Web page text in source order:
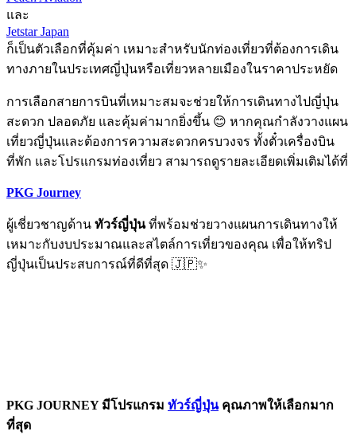
และ
Jetstar Japan
ก็เป็นตัวเลือกที่คุ้มค่า เหมาะสำหรับนักท่องเที่ยวที่ต้องการเดิน
ทางภายในประเทศญี่ปุ่นหรือเที่ยวหลายเมืองในราคาประหยัด
การเลือกสายการบินที่เหมาะสมจะช่วยให้การเดินทางไปญี่ปุ่น
สะดวก ปลอดภัย และคุ้มค่ามากยิ่งขึ้น 😊 หากคุณกำลังวางแผน
เที่ยวญี่ปุ่นและต้องการความสะดวกครบวงจร ทั้งตั๋วเครื่องบิน
ที่พัก และโปรแกรมท่องเที่ยว สามารถดูรายละเอียดเพิ่มเติมได้ที่
PKG Journey
ผู้เชี่ยวชาญด้าน ทัวร์ญี่ปุ่นที่พร้อมช่วยวางแผนการเดินทางให้
เหมาะกับงบประมาณและสไตล์การเที่ยวของคุณ เพื่อให้ทริป
ญี่ปุ่นเป็นประสบการณ์ที่ดีที่สุด 🇯🇵✨
PKG JOURNEY มีโปรแกรม ทัวร์ญี่ปุ่นคุณภาพให้เลือกมาก
ที่สุด